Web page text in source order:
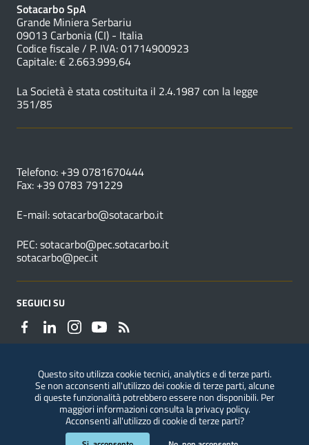
Sotacarbo SpA
Grande Miniera Serbariu
09013 Carbonia (CI) - Italia
Codice fiscale / P. IVA: 01714900923
Capitale: € 2.663.999,64
La Società è stata costituita il 2.4.1987 con la legge
351/85
Telefono: +39 0781670444
Fax: +39 0783 791229
E-mail:sotacarbo@sotacarbo.it
PEC:sotacarbo@pec.sotacarbo.it
sotacarbo@pec.it
SEGUICI SU
Segnalazioni di illeciti
Note legali | Accessibilità
Questo sito utilizza cookie tecnici, analytics e di terze parti.
Se non acconsenti all'utilizzo dei cookie di terze parti, alcune
di queste funzionalità potrebbero essere non disponibili. Per
maggiori informazioni consulta laprivacy policy.
Acconsenti all'utilizzo di cookie di terze parti?